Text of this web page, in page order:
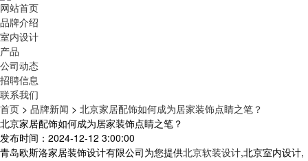
网站首页
品牌介绍
室内设计
产品
公司动态
招聘信息
联系我们
首页 > 品牌新闻 > 北京家居配饰如何成为居家装饰点睛之笔？
北京家居配饰如何成为居家装饰点睛之笔？
发布时间：2024-12-12 3:00:00
青岛欧斯洛家居装饰设计有限公司为您提供北京软装设计,北京室内设计,